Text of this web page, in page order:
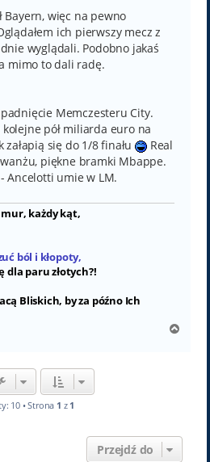
Bayern, więc na pewno
ich pierwszy mecz z
wyglądali. Podobno jakaś
mimo to dali radę.
Memczesteru City.
pół miliarda euro na
się do 1/8 finału
Real
piękne bramki Mbappe.
Ancelotti umie w LM.
każdy kąt,
ból i kłopoty,
dla paru złotych?!
Bliskich, by za późno Ich
10 • Strona 1 z 1
Przejdź do